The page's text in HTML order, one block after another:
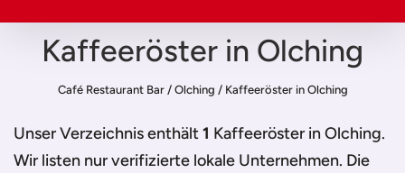
Kaffeeröster in Olching
Café Restaurant Bar/ Olching / Kaffeeröster in Olching
Unser Verzeichnis enthält1 Kaffeeröster in Olching.
Wir listen nur verifizierte lokale Unternehmen. Die